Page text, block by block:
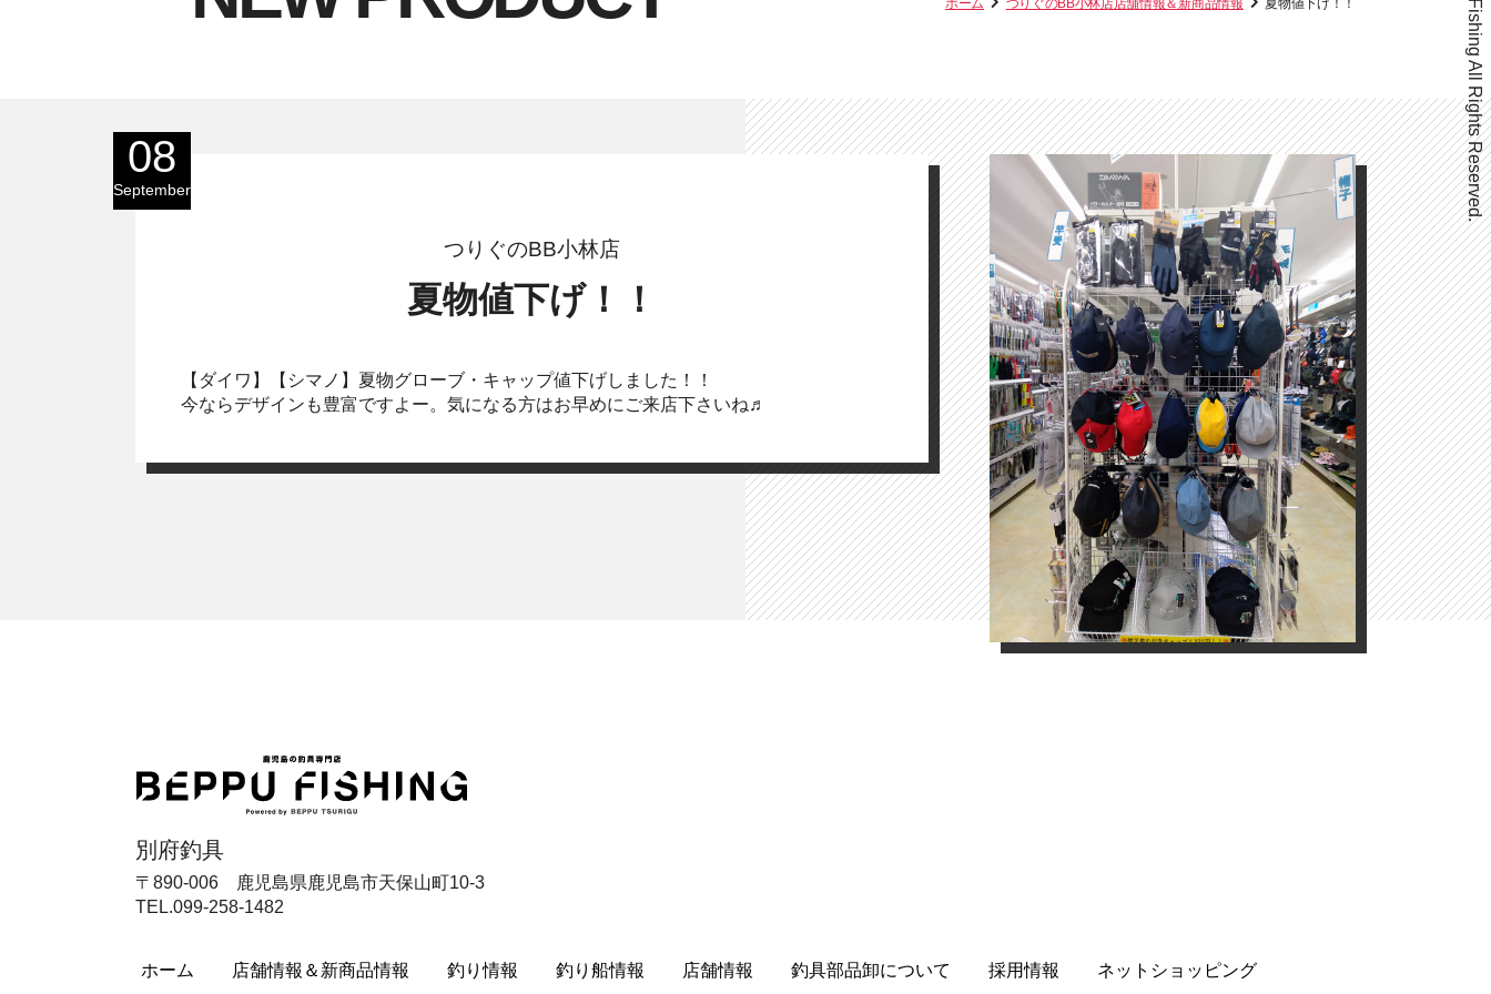
ホーム つりぐのBB小林店店舗情報＆新商品情報 夏物値下げ！！
08
September
つりぐのBB小林店
夏物値下げ！！
【ダイワ】【シマノ】夏物グローブ・キャップ値下げしました！！
今ならデザインも豊富ですよー。気になる方はお早めにご来店下さいね♬
別府釣具
〒890-006 鹿児島県鹿児島市天保山町10-3
TEL.099-258-1482
ホーム 店舗情報＆新商品情報 釣り情報 釣り船情報 店舗情報 釣具部品卸について 採用情報 ネットショッピング